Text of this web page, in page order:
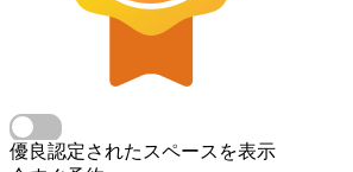
優良認定されたスペースを表示